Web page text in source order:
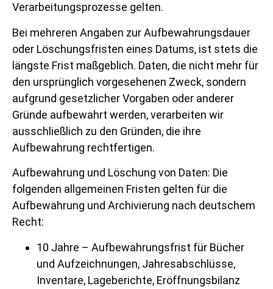
Verarbeitungsprozesse gelten.
Bei mehreren Angaben zur Aufbewahrungsdauer
oder Löschungsfristen eines Datums, ist stets die
längste Frist maßgeblich. Daten, die nicht mehr für
den ursprünglich vorgesehenen Zweck, sondern
aufgrund gesetzlicher Vorgaben oder anderer
Gründe aufbewahrt werden, verarbeiten wir
ausschließlich zu den Gründen, die ihre
Aufbewahrung rechtfertigen.
Aufbewahrung und Löschung von Daten: Die
folgenden allgemeinen Fristen gelten für die
Aufbewahrung und Archivierung nach deutschem
Recht:
10 Jahre – Aufbewahrungsfrist für Bücher
und Aufzeichnungen, Jahresabschlüsse,
Inventare, Lageberichte, Eröffnungsbilanz